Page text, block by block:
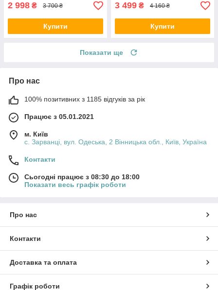
2 998 ₴ 3 700 ₴
Купити
3 499 ₴ 4 160 ₴
Купити
Показати ще
Про нас
100% позитивних з 1185 відгуків за рік
Працює з 05.01.2021
м. Київ
с. Зарванці, вул. Одеська, 2 Вінницька обл., Київ, Україна
Контакти
Сьогодні працює з 08:30 до 18:00
Показати весь графік роботи
Про нас
Контакти
Доставка та оплата
Графік роботи